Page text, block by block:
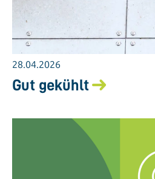
28.04.2026
Gut gekühlt